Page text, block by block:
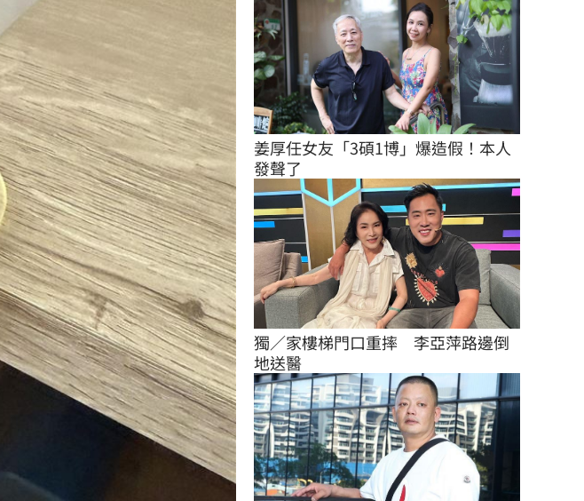
姜厚任女友「3碩1博」爆造假！本人
發聲了
獨／家樓梯門口重摔　李亞萍路邊倒
地送醫